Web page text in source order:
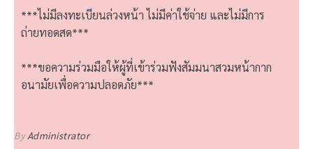
***ไม่มีลงทะเบียนล่วงหน้า ไม่มีค่าใช้จ่าย และไม่มีการ
ถ่ายทอดสด***
***ขอความร่วมมือให้ผู้ที่เข้าร่วมฟังสัมมนาสวมหน้ากาก
อนามัยเพื่อความปลอดภัย***
ByAdministrator